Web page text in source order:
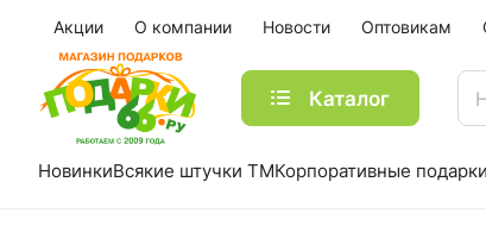
Акции О компании Новости Оптовикам
Каталог
НовинкиВсякие штучки ТМКорпоративные подарки